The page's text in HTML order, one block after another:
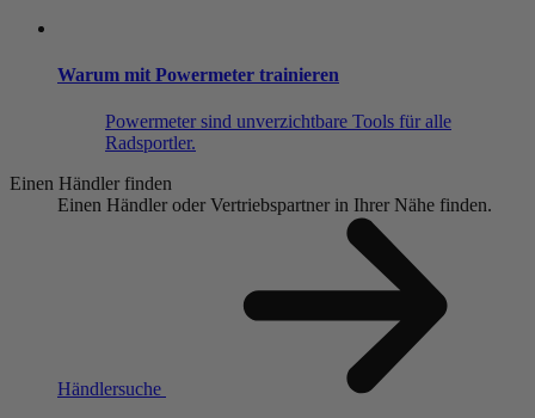
Warum mit Powermeter trainieren
Powermeter sind unverzichtbare Tools für alle
Radsportler.
Einen Händler finden
Einen Händler oder Vertriebspartner in Ihrer Nähe finden.
Händlersuche